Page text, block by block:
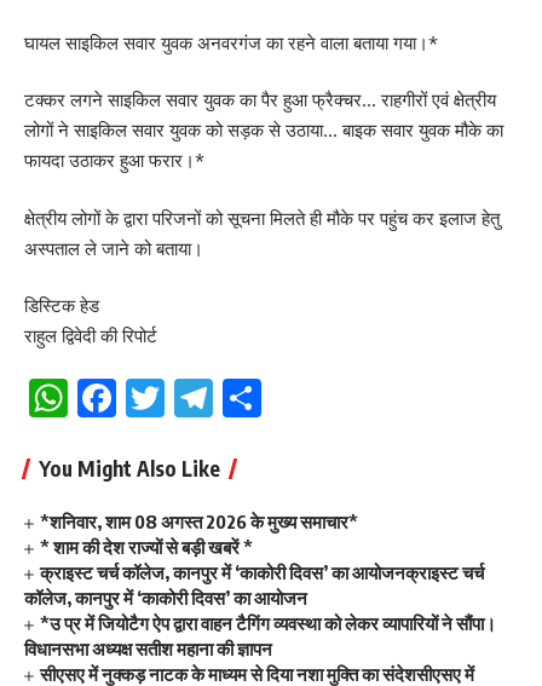
घायल साइकिल सवार युवक अनवरगंज का रहने वाला बताया गया।*
टक्कर लगने साइकिल सवार युवक का पैर हुआ फ्रैक्चर… राहगीरों एवं क्षेत्रीय
लोगों ने साइकिल सवार युवक को सड़क से उठाया… बाइक सवार युवक मौके का
फायदा उठाकर हुआ फरार।*
क्षेत्रीय लोगों के द्वारा परिजनों को सूचना मिलते ही मौके पर पहुंच कर इलाज हेतु
अस्पताल ले जाने को बताया।
डिस्टिक हेड
राहुल द्विवेदी की रिपोर्ट
WhatsApp
Facebook
TwitterTelegram
You Might Also Like
*शनिवार, शाम 08 अगस्त 2026 के मुख्य समाचार*
* शाम की देश राज्यों से बड़ी खबरें *
क्राइस्ट चर्च कॉलेज, कानपुर में ‘काकोरी दिवस’ का आयोजनक्राइस्ट चर्च
कॉलेज, कानपुर में ‘काकोरी दिवस’ का आयोजन
*उ प्र में जियोटैग ऐप द्वारा वाहन टैगिंग व्यवस्था को लेकर व्यापारियों ने सौंपा।
विधानसभा अध्यक्ष सतीश महाना की ज्ञापन
सीएसए में नुक्कड़ नाटक के माध्यम से दिया नशा मुक्ति का संदेशसीएसए में